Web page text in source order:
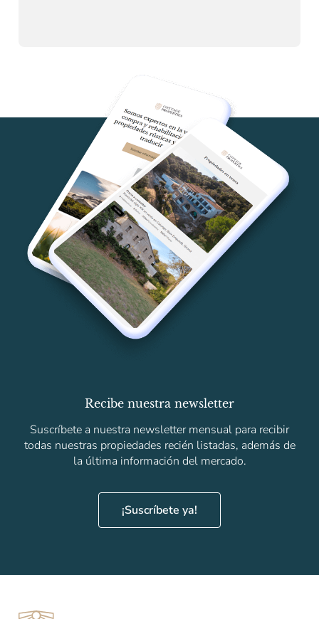
Recibe nuestra newsletter
Suscríbete a nuestra newsletter mensual para recibir
todas nuestras propiedades recién listadas, además de
la última información del mercado.
¡Suscríbete ya!